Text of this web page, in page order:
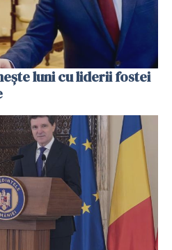
luni cu liderii fostei